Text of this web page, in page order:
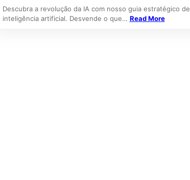
Descubra a revolução da IA com nosso guia estratégico de
inteligência artificial. Desvende o que… Read More